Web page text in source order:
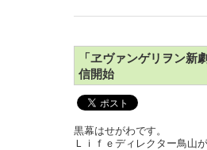
「ヱヴァンゲリヲン
信開始
黒幕はせがわです。
Ｌｉｆｅディレクター鳥山